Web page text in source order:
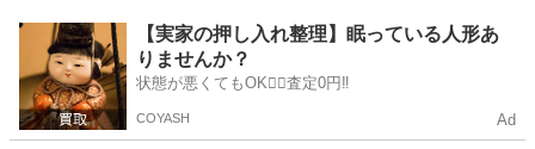
愛知 名古屋市 空手/他格闘技
【実家の押し入れ整理】眠っている人形あ
りませんか？
状態が悪くてもOK🙆‍♀️査定0円‼️
COYASH Ad